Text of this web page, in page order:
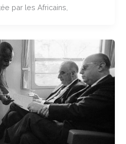
par les Africains,